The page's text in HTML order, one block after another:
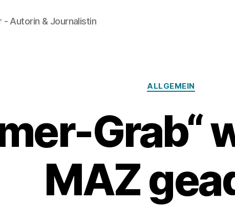
- Autorin & Journalistin
Kategorien
ALLGEMEIN
Grab“
MAZ